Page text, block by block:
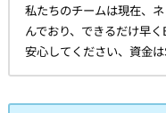
私たちのチームは現在、
んでおり、できるだけ早く
安心してください、資金